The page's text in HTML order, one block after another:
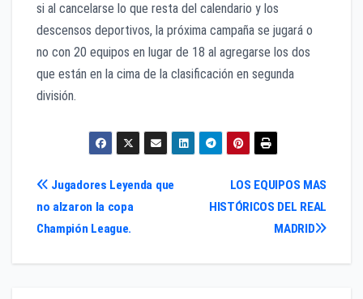
si al cancelarse lo que resta del calendario y los
descensos deportivos, la próxima campaña se jugará o
no con 20 equipos en lugar de 18 al agregarse los dos
que están en la cima de la clasificación en segunda
división.
Navegación
de
entradas
LOS EQUIPOS MAS
HISTÓRICOS DEL REAL
MADRID
Jugadores Leyenda que
no alzaron la copa
Champión League.